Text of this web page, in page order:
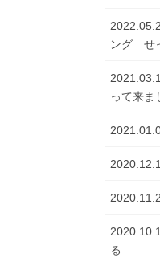
ング せ
って来ま
る